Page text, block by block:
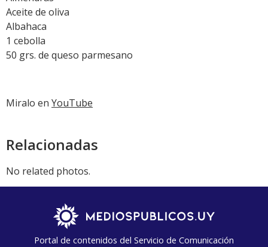
Aceite de oliva
Albahaca
1 cebolla
50 grs. de queso parmesano
Miralo en YouTube
Relacionadas
No related photos.
Portal de contenidos del Servicio de Comunicación